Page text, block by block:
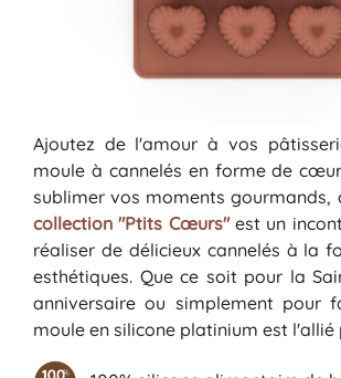
Ajoutez de l'amour à vos
moule à cannelés en forme de
sublimer vos moments gourmands,
collection "Ptits Cœurs"est un
réaliser de délicieux cannelés à la
esthétiques. Que ce soit pour la
anniversaire ou simplement pour
moule en silicone platinium est